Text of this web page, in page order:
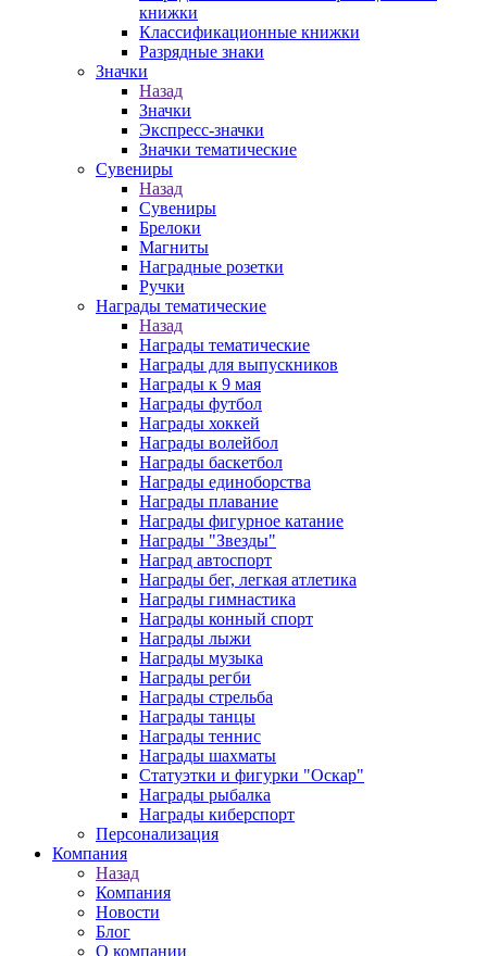
книжки
Классификационные книжки
Разрядные знаки
Значки
Назад
Значки
Экспресс-значки
Значки тематические
Сувениры
Назад
Сувениры
Брелоки
Магниты
Наградные розетки
Ручки
Награды тематические
Назад
Награды тематические
Награды для выпускников
Награды к 9 мая
Награды футбол
Награды хоккей
Награды волейбол
Награды баскетбол
Награды единоборства
Награды плавание
Награды фигурное катание
Награды "Звезды"
Наград автоспорт
Награды бег, легкая атлетика
Награды гимнастика
Награды конный спорт
Награды лыжи
Награды музыка
Награды регби
Награды стрельба
Награды танцы
Награды теннис
Награды шахматы
Статуэтки и фигурки "Оскар"
Награды рыбалка
Награды киберспорт
Персонализация
Компания
Назад
Компания
Новости
Блог
О компании